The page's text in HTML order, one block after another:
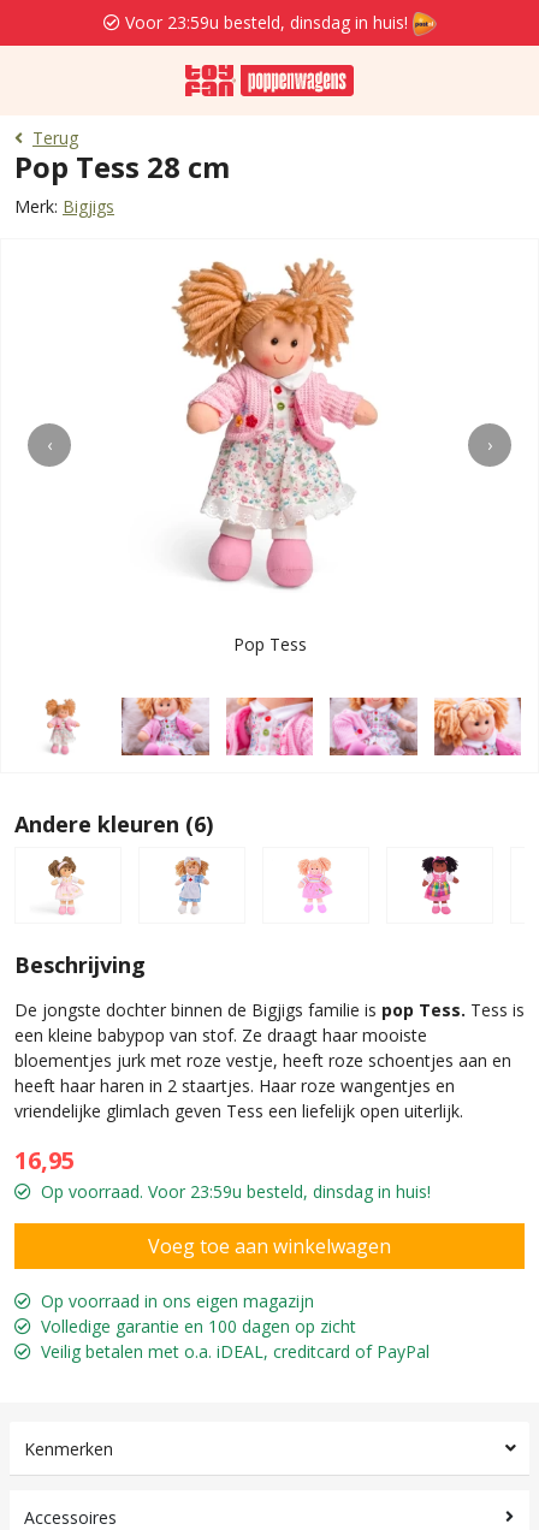
Voor 23:59u besteld, dinsdag in huis!
Terug
Pop Tess 28 cm
Merk: Bigjigs
‹ ›
Pop Tess
Andere kleuren (6)
Beschrijving
De jongste dochter binnen de Bigjigs familie is pop Tess. Tess is
een kleine babypop van stof. Ze draagt haar mooiste
bloementjes jurk met roze vestje, heeft roze schoentjes aan en
heeft haar haren in 2 staartjes. Haar roze wangentjes en
vriendelijke glimlach geven Tess een liefelijk open uiterlijk.
16,95
Op voorraad. Voor 23:59u besteld, dinsdag in huis!
Op voorraad in ons eigen magazijn
Volledige garantie en 100 dagen op zicht
Veilig betalen met o.a. iDEAL, creditcard of PayPal
Kenmerken
Accessoires